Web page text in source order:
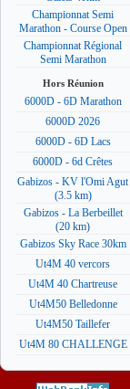
Championnat Semi
Marathon - Course Open
Championnat Régional
Semi Marathon
Hors Réunion
6000D - 6D Marathon
6000D 2026
6000D - 6D Lacs
6000D - 6d Crêtes
Gabizos - KV l'Omi Agut
(3.5 km)
Gabizos - La Berbeillet
(20 km)
Gabizos Sky Race 30km
Ut4M 40 vercors
Ut4M 40 Chartreuse
Ut4M50 Belledonne
Ut4M50 Taillefer
Ut4M 80 CHALLENGE